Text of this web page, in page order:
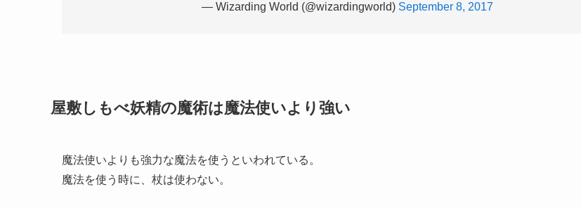
— Wizarding World (@wizardingworld) September 8, 2017
屋敷しもべ妖精の魔術は魔法使いより強い
魔法使いよりも強力な魔法を使うといわれている。
魔法を使う時に、杖は使わない。